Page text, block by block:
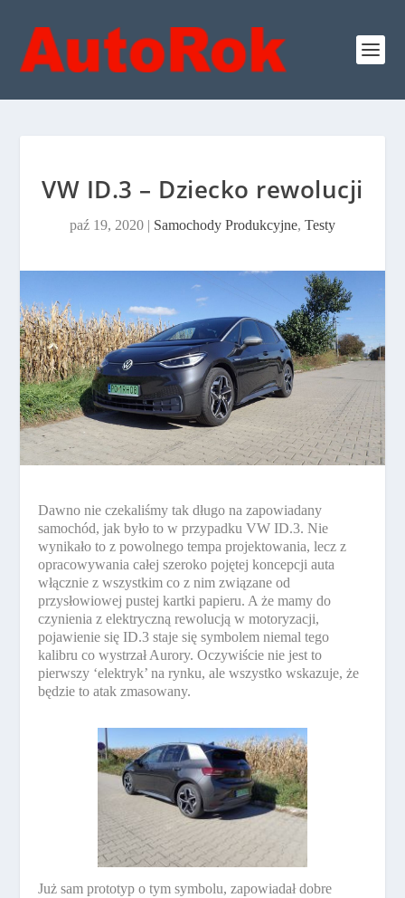
VW ID.3 – Dziecko rewolucji
paź 19, 2020 | Samochody Produkcyjne, Testy
Dawno nie czekaliśmy tak długo na zapowiadany
samochód, jak było to w przypadku VW ID.3. Nie
wynikało to z powolnego tempa projektowania, lecz z
opracowywania całej szeroko pojętej koncepcji auta
włącznie z wszystkim co z nim związane od
przysłowiowej pustej kartki papieru. A że mamy do
czynienia z elektryczną rewolucją w motoryzacji,
pojawienie się ID.3 staje się symbolem niemal tego
kalibru co wystrzał Aurory. Oczywiście nie jest to
pierwszy ‘elektryk’ na rynku, ale wszystko wskazuje, że
będzie to atak zmasowany.
Już sam prototyp o tym symbolu, zapowiadał dobre